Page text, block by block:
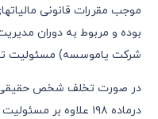
موجب مقررات قانونی
بوده و مربوط به دوران
شرکت یاموسسه) مسئولیت تضامنی
در صورت تخلف شخص حقیقی